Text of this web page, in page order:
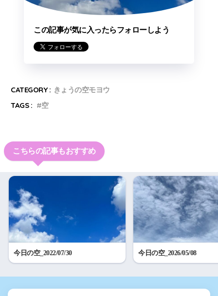
この記事が気に入ったらフォローしよう
CATEGORY : きょうの空モヨウ
TAGS :
空
こちらの記事もおすすめ
今日の空_2022/07/30 今日の空_2026/05/08